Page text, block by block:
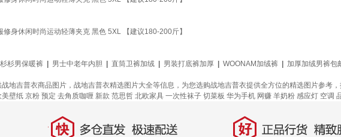
身休闲时尚运动轻薄夹克 黑色 5XL 【建议180-200斤】
杉杉男保暖裤 男士中老年内胆 直筒卫裤加绒 男装打底裤加厚 WOONAM加绒裤 加厚加绒男裤包
地吉普衣商品图片，战地吉普衣精选图片大全等信息，为您选购战地吉普衣提供全方位的精选图片参考，
美壁纸 京粉 预定 去角质咖喱 新款 范思哲 北欧家具 一次性袜子 切菜板 华为手机 网赚 羊奶粉 感应灯 空调
快 多仓直发，极速配送 好 正品行货，精致服